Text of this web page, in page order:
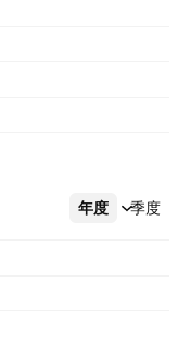
年度 季度
更多